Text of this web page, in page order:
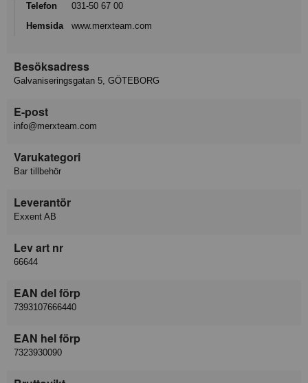
Telefon
031-50 67 00
Hemsida
www.merxteam.com
Besöksadress
Galvaniseringsgatan 5, GÖTEBORG
E-post
info@merxteam.com
Varukategori
Bar tillbehör
Leverantör
Exxent AB
Lev art nr
66644
EAN del förp
7393107666440
EAN hel förp
7323930090